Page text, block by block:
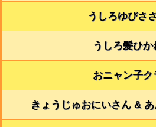
うしろゆびさ
うしろ髪ひか
おニャン子ク
きょうじゅおにいさん &